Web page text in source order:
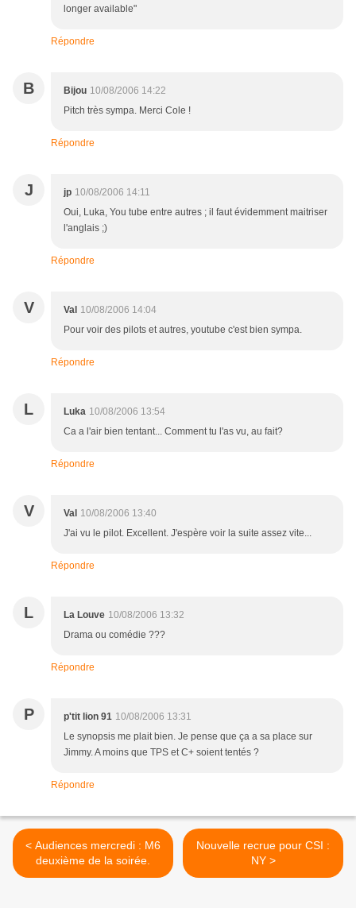
longer available"
Répondre
B Bijou 10/08/2006 14:22
Pitch très sympa. Merci Cole !
Répondre
J jp 10/08/2006 14:11
Oui, Luka, You tube entre autres ; il faut évidemment maitriser
l'anglais ;)
Répondre
V Val 10/08/2006 14:04
Pour voir des pilots et autres, youtube c'est bien sympa.
Répondre
L Luka 10/08/2006 13:54
Ca a l'air bien tentant... Comment tu l'as vu, au fait?
Répondre
V Val 10/08/2006 13:40
J'ai vu le pilot. Excellent. J'espère voir la suite assez vite...
Répondre
L La Louve 10/08/2006 13:32
Drama ou comédie ???
Répondre
P p'tit lion 91 10/08/2006 13:31
Le synopsis me plait bien. Je pense que ça a sa place sur
Jimmy. A moins que TPS et C+ soient tentés ?
Répondre
< Audiences mercredi : M6
deuxième de la soirée.
Nouvelle recrue pour CSI :
NY >